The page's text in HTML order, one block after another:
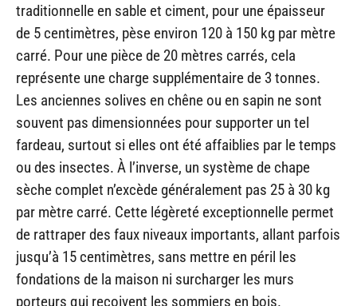
traditionnelle en sable et ciment, pour une épaisseur
de 5 centimètres, pèse environ 120 à 150 kg par mètre
carré. Pour une pièce de 20 mètres carrés, cela
représente une charge supplémentaire de 3 tonnes.
Les anciennes solives en chêne ou en sapin ne sont
souvent pas dimensionnées pour supporter un tel
fardeau, surtout si elles ont été affaiblies par le temps
ou des insectes. À l’inverse, un système de chape
sèche complet n’excède généralement pas 25 à 30 kg
par mètre carré. Cette légèreté exceptionnelle permet
de rattraper des faux niveaux importants, allant parfois
jusqu’à 15 centimètres, sans mettre en péril les
fondations de la maison ni surcharger les murs
porteurs qui reçoivent les sommiers en bois.